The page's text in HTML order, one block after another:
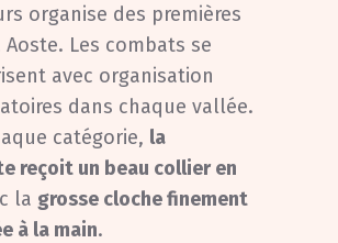
organise des premières
Les combats se
avec organisation
dans chaque vallée.
catégorie, la
reçoit un beau collier en
la grosse cloche finement
à la main.